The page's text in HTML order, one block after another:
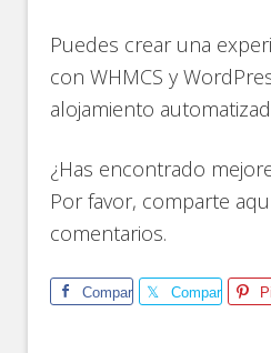
Puedes crear una
con WHMCS y
alojamiento
¿Has encontrado
Por favor, comparte
comentarios.
Comparte Comparte